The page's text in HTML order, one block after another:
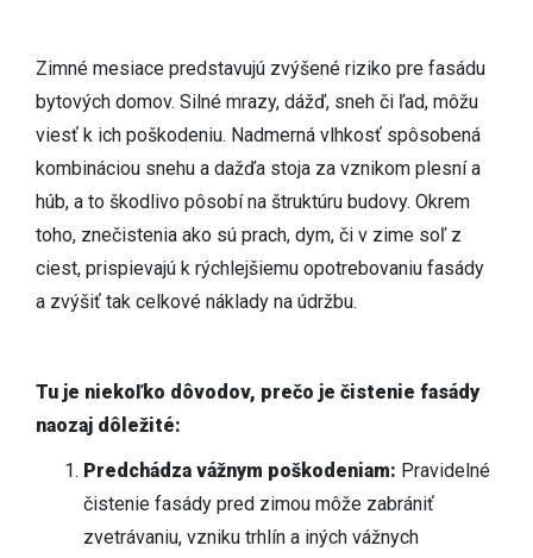
Zimné mesiace predstavujú zvýšené riziko pre fasádu
bytových domov. Silné mrazy, dážď, sneh či ľad, môžu
viesť k ich poškodeniu. Nadmerná vlhkosť spôsobená
kombináciou snehu a dažďa stoja za vznikom plesní a
húb, a to škodlivo pôsobí na štruktúru budovy. Okrem
toho, znečistenia ako sú prach, dym, či v zime soľ z
ciest, prispievajú k rýchlejšiemu opotrebovaniu fasády
a zvýšiť tak celkové náklady na údržbu.
Tu je niekoľko dôvodov, prečo je čistenie fasády
naozaj dôležité:
Predchádza vážnym poškodeniam: Pravidelné
čistenie fasády pred zimou môže zabrániť
zvetrávaniu, vzniku trhlín a iných vážnych